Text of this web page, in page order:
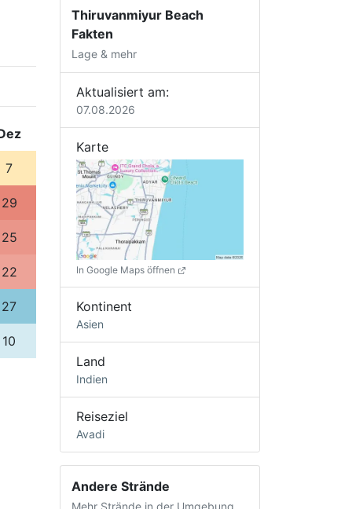
7
29
25
22
27
10
Thiruvanmiyur Beach
Fakten
Lage & mehr
Aktualisiert am:
07.08.2026
Karte
In Google Maps öffnen
Kontinent
Asien
Land
Indien
Reiseziel
Avadi
Andere Strände
Mehr Strände in der Umgebung